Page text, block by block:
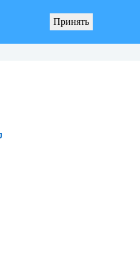
О мерах по реализации инициативных
Принять